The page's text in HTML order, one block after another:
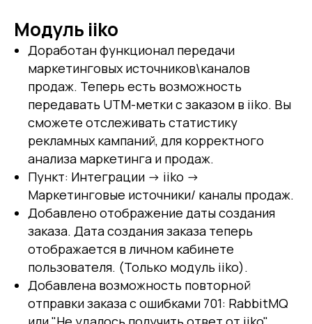
Модуль iiko
Доработан функционал передачи
маркетинговых источников\каналов
продаж. Теперь есть возможность
передавать UTM-метки с заказом в iiko. Вы
сможете отслеживать статистику
рекламных кампаний, для корректного
анализа маркетинга и продаж.
Пункт: Интеграции -> iiko ->
Маркетинговые источники/ каналы продаж.
Добавлено отображение даты создания
заказа. Дата создания заказа теперь
отображается в личном кабинете
пользователя. (Только модуль iiko).
Добавлена возможность повторной
отправки заказа с ошибками 701: RabbitMQ